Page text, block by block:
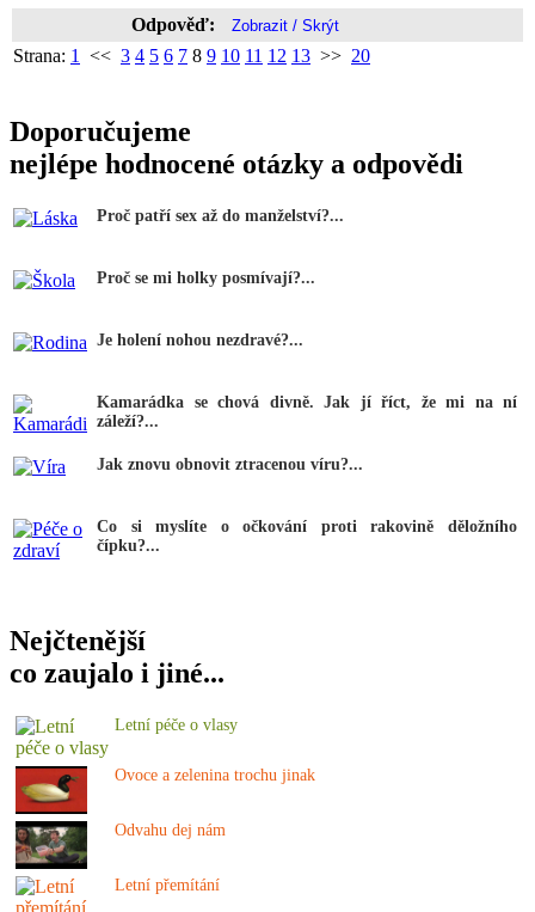
Odpověď:
Strana: 1 << 3 4 5 6 7 8 9 10 11 12 13 >> 20
Doporučujeme
nejlépe hodnocené otázky a odpovědi
Proč patří sex až do manželství?...
Proč se mi holky posmívají?...
Je holení nohou nezdravé?...
Kamarádka se chová divně. Jak jí říct, že mi na ní
záleží?...
Jak znovu obnovit ztracenou víru?...
Co si myslíte o očkování proti rakovině děložního
čípku?...
Nejčtenější
co zaujalo i jiné...
Letní péče o vlasy
Ovoce a zelenina trochu jinak
Odvahu dej nám
Letní přemítání